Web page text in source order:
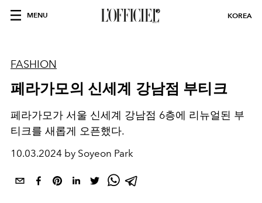
MENU KOREA
FASHION
페라가모의 신세계 강남점 부티크
페라가모가 서울 신세계 강남점 6층에 리뉴얼된 부
티크를 새롭게 오픈했다.
10.03.2024 by Soyeon Park